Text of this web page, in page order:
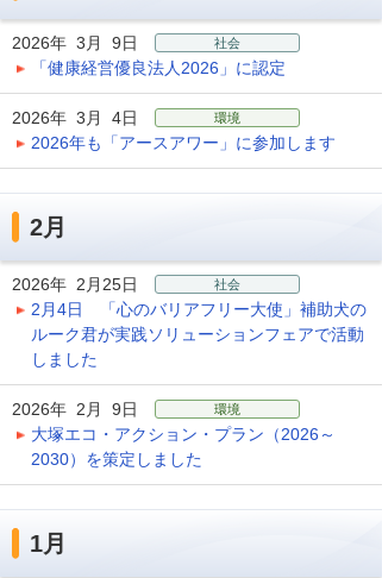
2026年 3月 9日 社会
「健康経営優良法人2026」に認定
2026年 3月 4日 環境
2026年も「アースアワー」に参加します
2月
2026年 2月25日 社会
2月4日 「心のバリアフリー大使」補助犬の
ルーク君が実践ソリューションフェアで活動
しました
2026年 2月 9日 環境
大塚エコ・アクション・プラン（2026～
2030）を策定しました
1月